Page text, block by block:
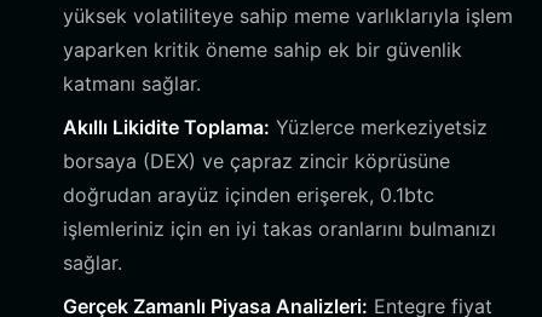
yüksek volatiliteye sahip meme varlıklarıyla işlem
yaparken kritik öneme sahip ek bir güvenlik
katmanı sağlar.
Akıllı Likidite Toplama: Yüzlerce merkeziyetsiz
borsaya (DEX) ve çapraz zincir köprüsüne
doğrudan arayüz içinden erişerek, 0.1btc
işlemleriniz için en iyi takas oranlarını bulmanızı
sağlar.
Gerçek Zamanlı Piyasa Analizleri: Entegre fiyat